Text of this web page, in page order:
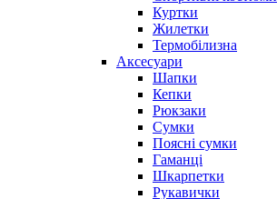
Куртки
Жилетки
Термобілизна
Аксесуари
Шапки
Кепки
Рюкзаки
Сумки
Поясні сумки
Гаманці
Шкарпетки
Рукавички